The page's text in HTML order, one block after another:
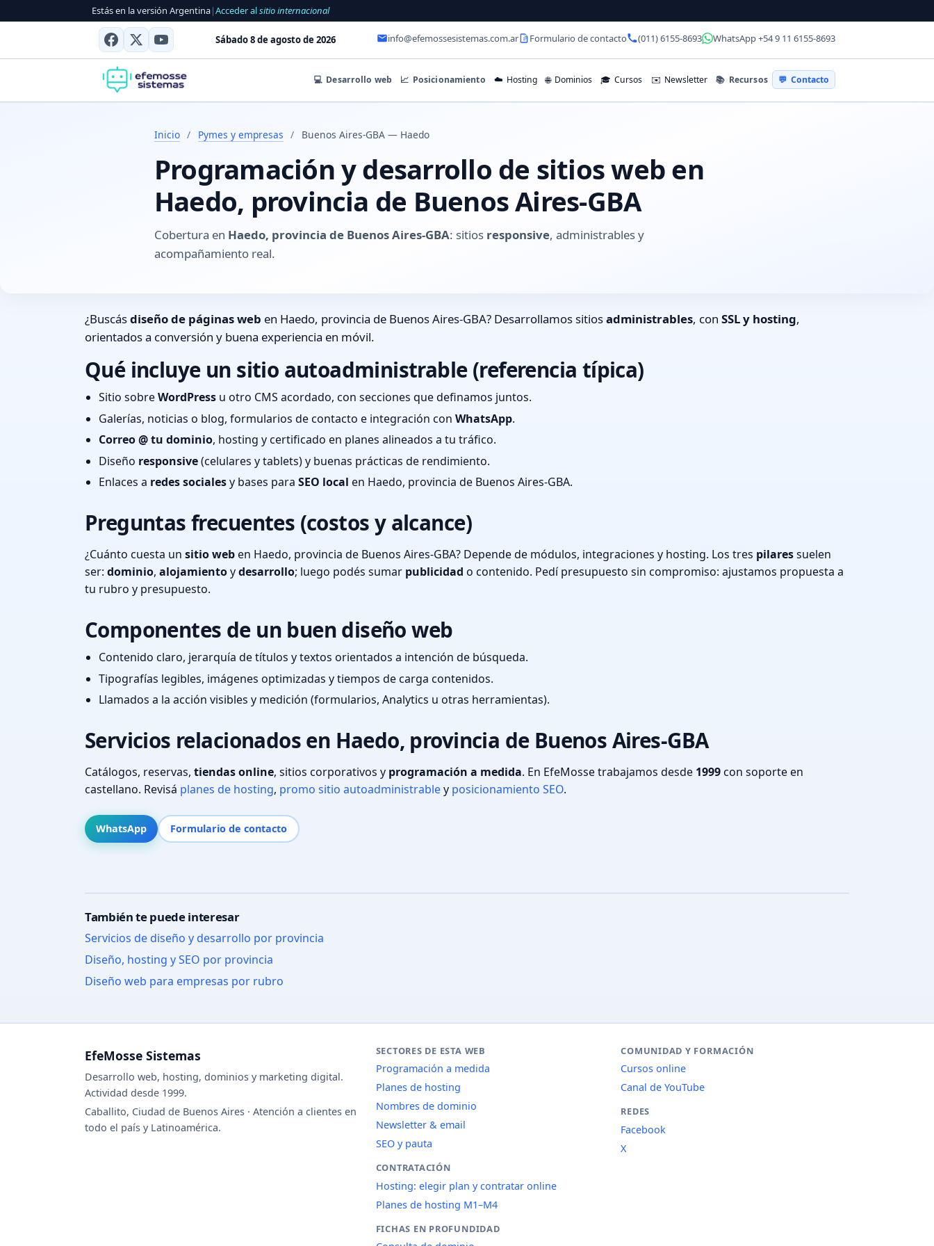
Estás en la versión Argentina|Acceder alsitio internacional
Sábado 8 de agosto de 2026 info@efemossesistemas.com.ar Formulario de contacto (011) 6155-8693 WhatsApp +54 9 11 6155-8693
💻 Desarrollo web 📈 Posicionamiento ☁️ Hosting 🌐 Dominios 🎓 Cursos ✉️ Newsletter 📚 Recursos 💬 Contacto
Inicio / Pymes y empresas / Buenos Aires-GBA — Haedo
Programación y desarrollo de sitios web en
Haedo, provincia de Buenos Aires-GBA
Cobertura en Haedo, provincia de Buenos Aires-GBA: sitios responsive, administrables y
acompañamiento real.
¿Buscásdiseño de páginas web en Haedo, provincia de Buenos Aires-GBA? Desarrollamos sitiosadministrables, con SSL y hosting,
orientados a conversión y buena experiencia en móvil.
Qué incluye un sitio autoadministrable (referencia típica)
Sitio sobreWordPress u otro CMS acordado, con secciones que definamos juntos.
Galerías, noticias o blog, formularios de contacto e integración con WhatsApp.
Correo @ tu dominio, hosting y certificado en planes alineados a tu tráfico.
Diseño responsive(celulares y tablets) y buenas prácticas de rendimiento.
Enlaces a redes socialesy bases para SEO local en Haedo, provincia de Buenos Aires-GBA.
Preguntas frecuentes (costos y alcance)
¿Cuánto cuesta un sitio weben Haedo, provincia de Buenos Aires-GBA? Depende de módulos, integraciones y hosting. Los tres pilaressuelen
ser: dominio, alojamientoydesarrollo; luego podés sumar publicidad o contenido. Pedí presupuesto sin compromiso: ajustamos propuesta a
tu rubro y presupuesto.
Componentes de un buen diseño web
Contenido claro, jerarquía de títulos y textos orientados a intención de búsqueda.
Tipografías legibles, imágenes optimizadas y tiempos de carga contenidos.
Llamados a la acción visibles y medición (formularios, Analytics u otras herramientas).
Servicios relacionados en Haedo, provincia de Buenos Aires-GBA
Catálogos, reservas, tiendas online, sitios corporativos y programación a medida. En EfeMosse trabajamos desde 1999con soporte en
castellano. Revisá planes de hosting, promo sitio autoadministrabley posicionamiento SEO.
WhatsApp Formulario de contacto
También te puede interesar
Servicios de diseño y desarrollo por provincia
Diseño, hosting y SEO por provincia
Diseño web para empresas por rubro
EfeMosse Sistemas
Desarrollo web, hosting, dominios y marketing digital.
Actividad desde 1999.
Caballito, Ciudad de Buenos Aires · Atención a clientes en
todo el país y Latinoamérica.
SECTORES DE ESTA WEB
Programación a medida
Planes de hosting
Nombres de dominio
Newsletter & email
SEO y pauta
CONTRATACIÓN
Hosting: elegir plan y contratar online
Planes de hosting M1–M4
FICHAS EN PROFUNDIDAD
COMUNIDAD Y FORMACIÓN
Cursos online
Canal de YouTube
REDES
Facebook
X